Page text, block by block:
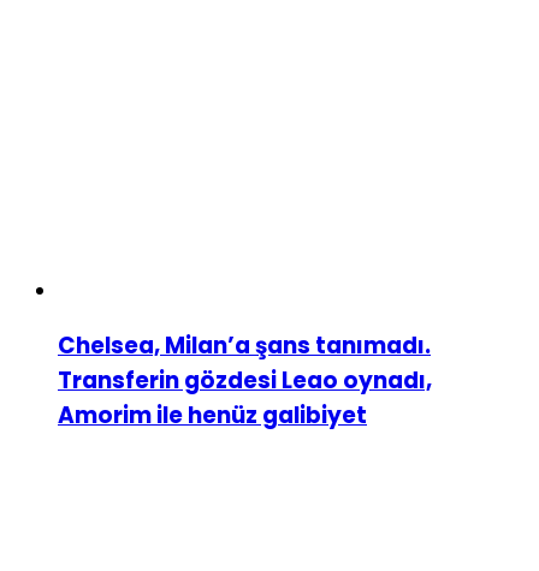
Chelsea, Milan’a şans tanımadı.
Transferin gözdesi Leao oynadı,
Amorim ile henüz galibiyet